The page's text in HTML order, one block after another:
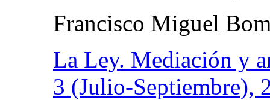
Francisco Miguel
La Ley. Mediación y
3 (Julio-Septiembre),